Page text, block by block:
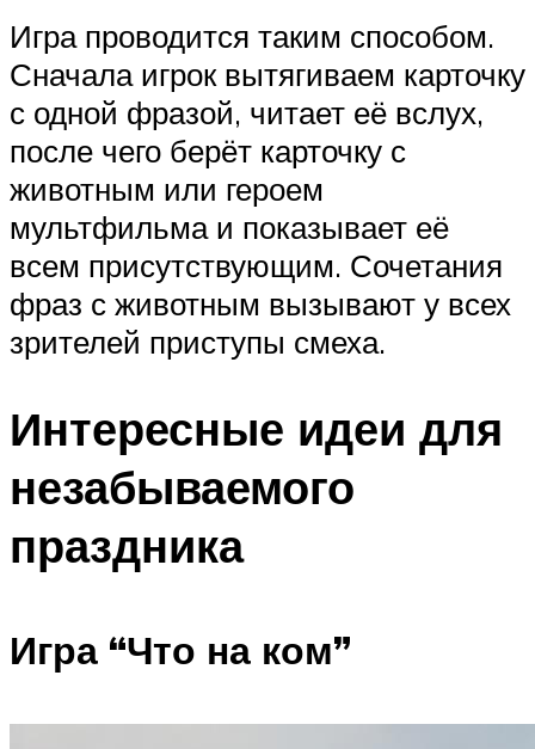
Игра проводится таким способом.
Сначала игрок вытягиваем карточку
с одной фразой, читает её вслух,
после чего берёт карточку с
животным или героем
мультфильма и показывает её
всем присутствующим. Сочетания
фраз с животным вызывают у всех
зрителей приступы смеха.
Интересные идеи для
незабываемого
праздника
Игра “Что на ком”